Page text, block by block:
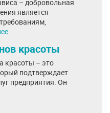
– добровольная
является
красоты
красоты – это
подтверждает
предприятия. Он